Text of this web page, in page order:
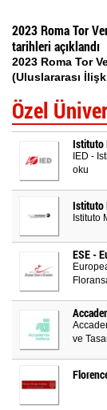
2023 Roma Tor
tarihleri açıklandı
2023 Roma Tor
(Uluslararası
Özel
Istituto
IED -
oku
Istituto
Istituto
ESE -
ve